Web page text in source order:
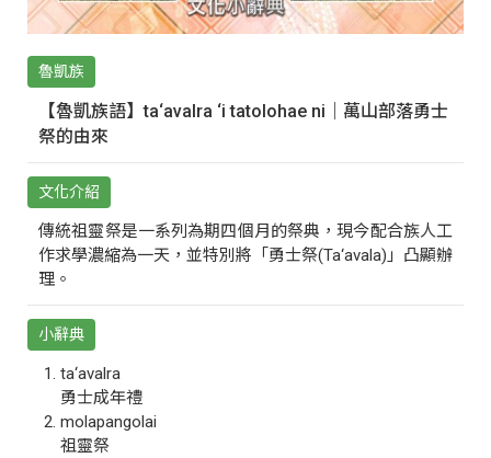
魯凱族
【魯凱族語】ta‘avalra ‘i tatolohae ni｜萬山部落勇士
祭的由來
文化介紹
傳統祖靈祭是一系列為期四個月的祭典，現今配合族人工
作求學濃縮為一天，並特別將「勇士祭(Ta‘avala)」凸顯辦
理。
小辭典
ta‘avalra
勇士成年禮
molapangolai
祖靈祭